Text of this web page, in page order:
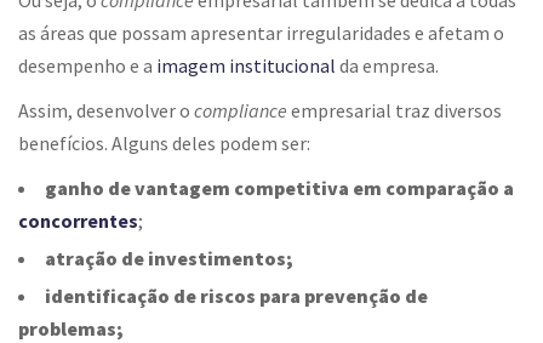
as áreas que possam apresentar irregularidades e afetam o
desempenho e a imagem institucional da empresa.
Assim, desenvolver o compliance empresarial traz diversos
benefícios. Alguns deles podem ser:
ganho de vantagem competitiva em comparação a
concorrentes;
atração de investimentos;
identificação de riscos para prevenção de
problemas;